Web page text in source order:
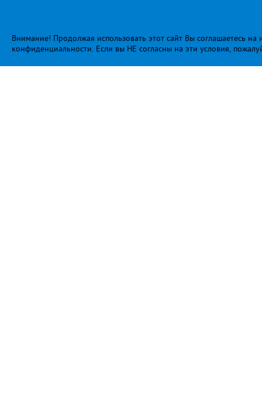
Внимание! Продолжая использовать этот сайт Вы соглашаетесь
конфиденциальности. Если вы НЕ согласны на эти условия,